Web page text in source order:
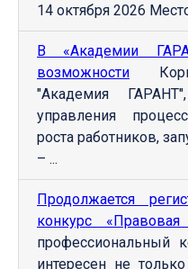
14 октября 2026
В «Академии
возможности
"Академия
управления
роста работников,
– ...
Продолжается
конкурс «Правовая
профессиональный
интересен не